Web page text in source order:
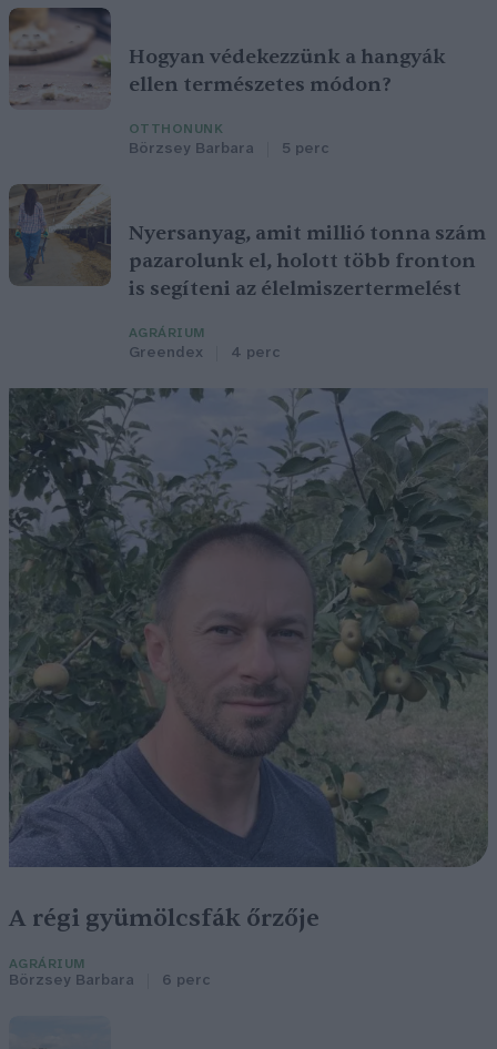
Hogyan védekezzünk a hangyák
ellen természetes módon?
OTTHONUNK
Börzsey Barbara 5 perc
Nyersanyag, amit millió tonna szám
pazarolunk el, holott több fronton
is segíteni az élelmiszertermelést
AGRÁRIUM
Greendex 4 perc
A régi gyümölcsfák őrzője
AGRÁRIUM
Börzsey Barbara 6 perc